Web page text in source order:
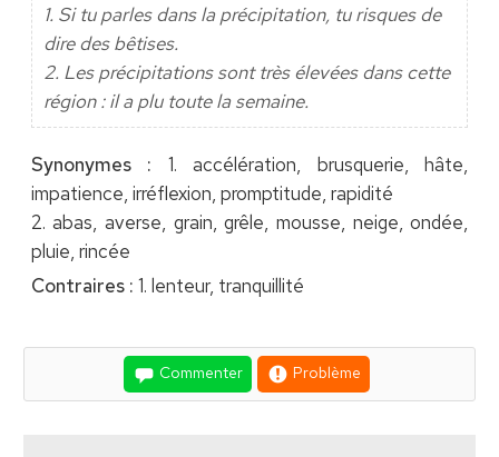
1. Si tu parles dans la précipitation, tu risques de
dire des bêtises.
2. Les précipitations sont très élevées dans cette
région : il a plu toute la semaine.
Synonymes : 1. accélération, brusquerie, hâte,
impatience, irréflexion, promptitude, rapidité
2. abas, averse, grain, grêle, mousse, neige, ondée,
pluie, rincée
Contraires : 1. lenteur, tranquillité
Commenter Problème